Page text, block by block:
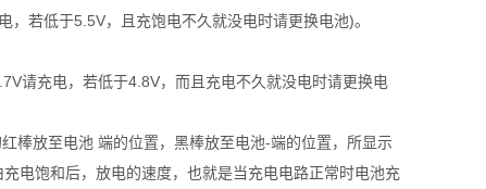
若低于5.5V，且充饱电不久就没电时请更换电池)。
请充电，若低于4.8V，而且充电不久就没电时请更换电
棒放至电池 端的位置，黑棒放至电池-端的位置，所显示
电饱和后，放电的速度，也就是当充电电路正常时电池充